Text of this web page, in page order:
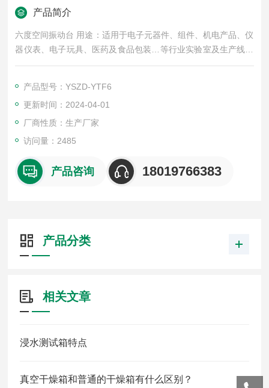
产品简介
六度空间振动台 用途：适用于电子元器件、组件、机电产品、仪
器仪表、电子玩具、医药及食品包装…等行业实验室及生产线上
对样品进行低频振动试验。如品质鉴定试验，可靠性鉴定试验，
装、运输及使用过程中所遭受的振动环境，以评定其结构的耐振
性、可靠性和完好性。
产品型号：YSZD-YTF6
更新时间：2024-04-01
厂商性质：生产厂家
访问量：2485
产品咨询 18019766383
产品分类
相关文章
浸水测试箱特点
真空干燥箱和普通的干燥箱有什么区别？